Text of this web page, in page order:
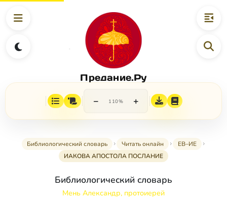
Предание.Ру
− 110% +
Библиологический словарь Читать онлайн
ЕВ–ИЕ
ИАКОВА АПОСТОЛА ПОСЛАНИЕ
Библиологический словарь
Мень Александр, протоиерей